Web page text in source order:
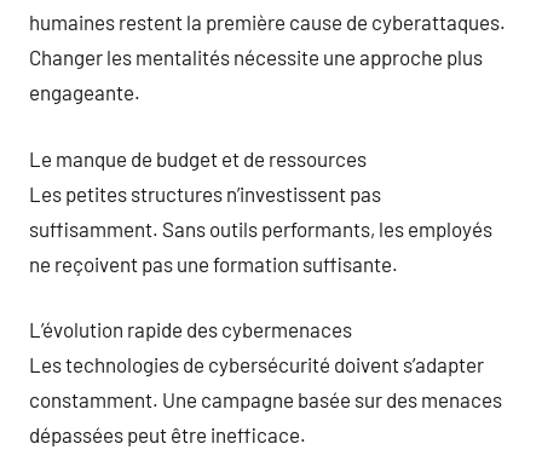
humaines restent la première cause de cyberattaques.
Changer les mentalités nécessite une approche plus
engageante.
Le manque de budget et de ressources
Les petites structures n’investissent pas
suffisamment. Sans outils performants, les employés
ne reçoivent pas une formation suffisante.
L’évolution rapide des cybermenaces
Les technologies de cybersécurité doivent s’adapter
constamment. Une campagne basée sur des menaces
dépassées peut être inefficace.